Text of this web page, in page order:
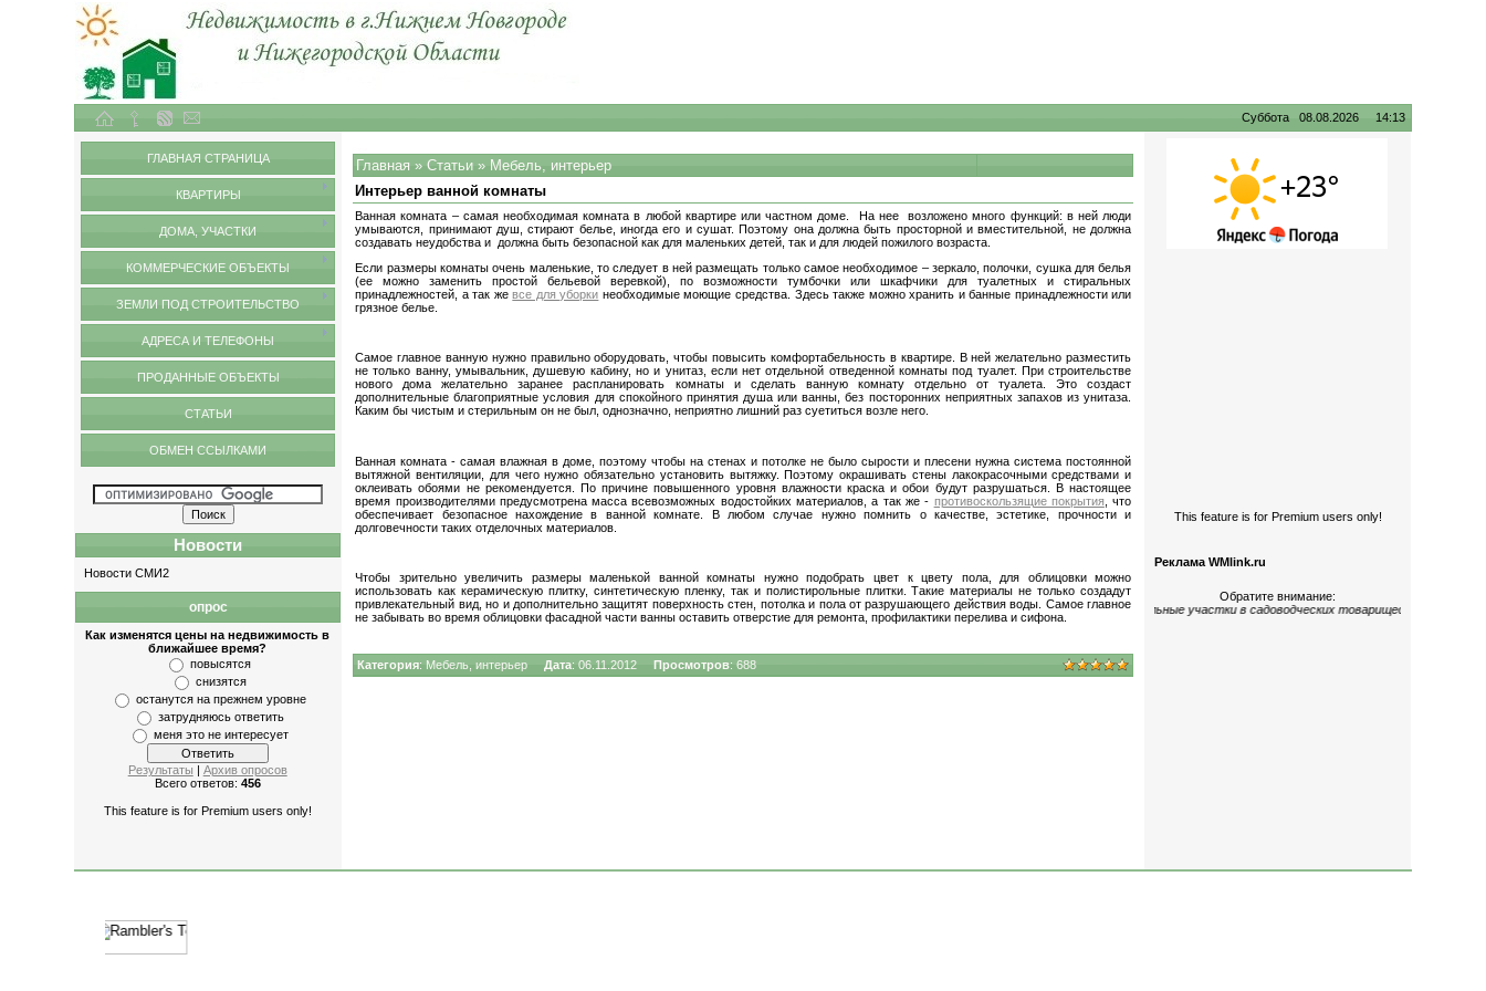
Суббота 08.08.2026 14:13
ГЛАВНАЯ СТРАНИЦА
КВАРТИРЫ
ДОМА, УЧАСТКИ
КОММЕРЧЕСКИЕ ОБЪЕКТЫ
ЗЕМЛИ ПОД СТРОИТЕЛЬСТВО
АДРЕСА И ТЕЛЕФОНЫ
ПРОДАННЫЕ ОБЪЕКТЫ
СТАТЬИ
ОБМЕН ССЫЛКАМИ
Новости
Новости СМИ2
опрос
Как изменятся цены на недвижимость в
ближайшее время?
повысятся
снизятся
останутся на прежнем уровне
затрудняюсь ответить
меня это не интересует
Результаты | Архив опросов
Всего ответов: 456
This feature is for Premium users only!
Главная »Статьи » Мебель, интерьер
Интерьер ванной комнаты
Ванная комната – самая необходимая комната в любой квартире или частном доме. На нее возложено много функций: в ней люди
умываются, принимают душ, стирают белье, иногда его и сушат. Поэтому она должна быть просторной и вместительной, не должна
создавать неудобства и должна быть безопасной как для маленьких детей, так и для людей пожилого возраста.
Если размеры комнаты очень маленькие, то следует в ней размещать только самое необходимое – зеркало, полочки, сушка для белья
(ее можно заменить простой бельевой веревкой), по возможности тумбочки или шкафчики для туалетных и стиральных
принадлежностей, а так жевсе для уборки необходимые моющие средства. Здесь также можно хранить и банные принадлежности или
грязное белье.
Самое главное ванную нужно правильно оборудовать, чтобы повысить комфортабельность в квартире. В ней желательно разместить
не только ванну, умывальник, душевую кабину, но и унитаз, если нет отдельной отведенной комнаты под туалет. При строительстве
нового дома желательно заранее распланировать комнаты и сделать ванную комнату отдельно от туалета. Это создаст
дополнительные благоприятные условия для спокойного принятия душа или ванны, без посторонних неприятных запахов из унитаза.
Каким бы чистым и стерильным он не был, однозначно, неприятно лишний раз суетиться возле него.
Ванная комната - самая влажная в доме, поэтому чтобы на стенах и потолке не было сырости и плесени нужна система постоянной
вытяжной вентиляции, для чего нужно обязательно установить вытяжку. Поэтому окрашивать стены лакокрасочными средствами и
оклеивать обоями не рекомендуется. По причине повышенного уровня влажности краска и обои будут разрушаться. В настоящее
время производителями предусмотрена масса всевозможных водостойких материалов, а так же - противоскользящие покрытия , что
обеспечивает безопасное нахождение в ванной комнате. В любом случае нужно помнить о качестве, эстетике, прочности и
долговечности таких отделочных материалов.
Чтобы зрительно увеличить размеры маленькой ванной комнаты нужно подобрать цвет к цвету пола, для облицовки можно
использовать как керамическую плитку, синтетическую пленку, так и полистирольные плитки. Такие материалы не только создадут
привлекательный вид, но и дополнительно защитят поверхность стен, потолка и пола от разрушающего действия воды. Самое главное
не забывать во время облицовки фасадной части ванны оставить отверстие для ремонта, профилактики перелива и сифона.
Категория: Мебель, интерьер Дата: 06.11.2012 Просмотров: 688
This feature is for Premium users only!
Реклама WMlink.ru
Обратите внимание:
Квартиры-однокомнатные ,двухкомнатные, трёхкомнатные,многокомнатные;дома и земельные участкив садоводческих товариществах